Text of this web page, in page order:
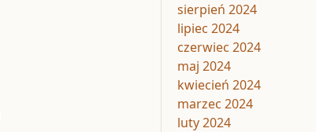
sierpień 2024
lipiec 2024
czerwiec 2024
maj 2024
kwiecień 2024
marzec 2024
luty 2024